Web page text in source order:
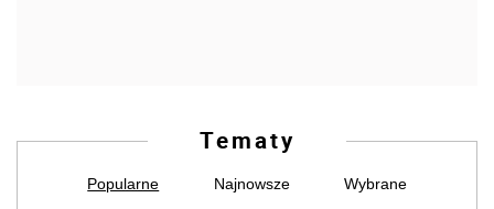
Tematy
Popularne Najnowsze Wybrane